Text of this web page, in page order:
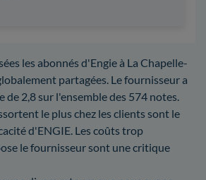
les abonnés d'Engie à La Chapelle-
partagées. Le fournisseur a
de 2,8 sur l'ensemble des 574 notes.
le plus chez les clients sont le
d'ENGIE. Les coûts trop
le fournisseur sont une critique